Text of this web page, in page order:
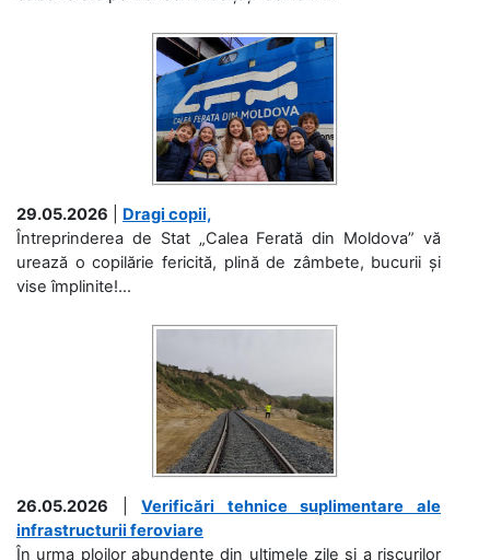
29.05.2026
Dragi copii,
Întreprinderea de Stat „Calea Ferată din Moldova” vă
urează o copilărie fericită, plină de zâmbete, bucurii și
vise împlinite!...
26.05.2026 |Verificări tehnice suplimentare ale
infrastructurii feroviare
În urma ploilor abundente din ultimele zile și a riscurilor